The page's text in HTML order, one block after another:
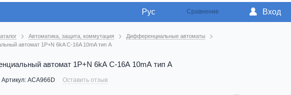
Рус Сравнение Вход
Автоматика, защита, коммутация
Дифференциальные автоматы
автомат 1P+N 6kA C-16A 10mA тип A
автомат 1P+N 6kA C-16A 10mA тип A
Артикул: ACA966D Оставить отзыв